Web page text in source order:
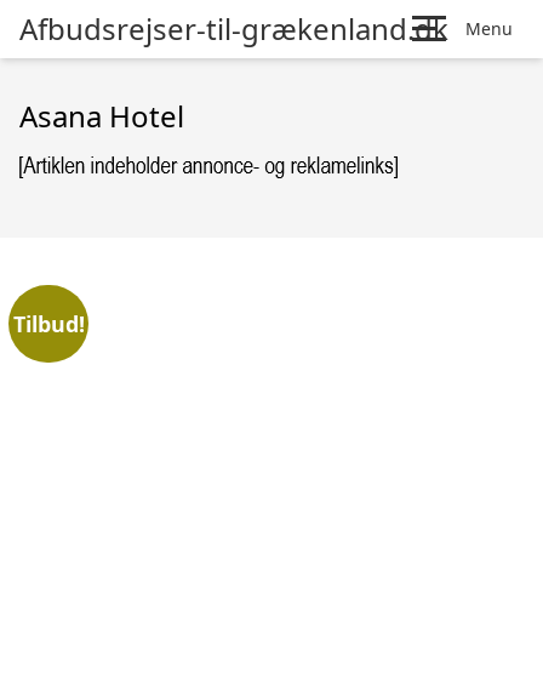
Afbudsrejser-til-grækenland.dk Menu
Asana Hotel
Tilbud!